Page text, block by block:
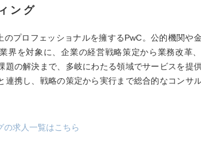
ング
プロフェッショナルを擁するPwC。公的機関や
界を対象に、企業の経営戦略策定から業務改革
題の解決まで、多岐にわたる領域でサービスを提
連携し、戦略の策定から実行まで総合的なコンサ
の求人一覧はこちら